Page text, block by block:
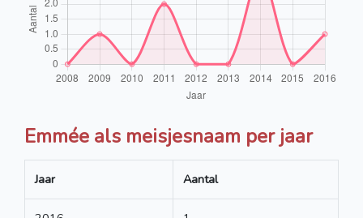
Emmée als meisjesnaam per jaar
Jaar Aantal